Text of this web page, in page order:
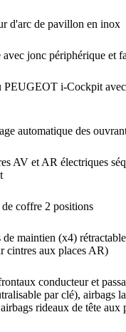
d'arc de pavillon en inox
avec jonc périphérique et
PEUGEOT i-Cockpit
automatique des
AV et AR électriques
de coffre 2 positions
de maintien (x4)
cintres aux places AR)
conducteur et
par clé), airbags
rideaux de tête aux